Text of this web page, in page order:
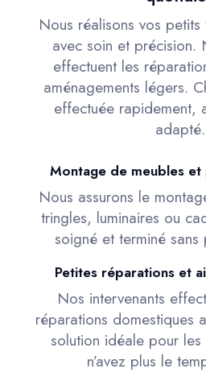
Nous réalisons vos
avec soin et précision.
effectuent les
aménagements légers.
effectuée rapidement,
adapté.
Montage de meubles et
Nous assurons le
tringles, luminaires ou
soigné et terminé
Petites réparations et
Nos intervenants
réparations domestiques
solution idéale pour les
n’avez plus le